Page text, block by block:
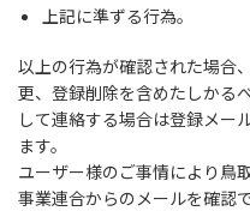
上記に準ずる行為。
以上の行為が確認された場合
更、登録削除を含めたしかる
して連絡する場合は登録メー
ます。
ユーザー様のご事情により鳥
事業連合からのメールを確認